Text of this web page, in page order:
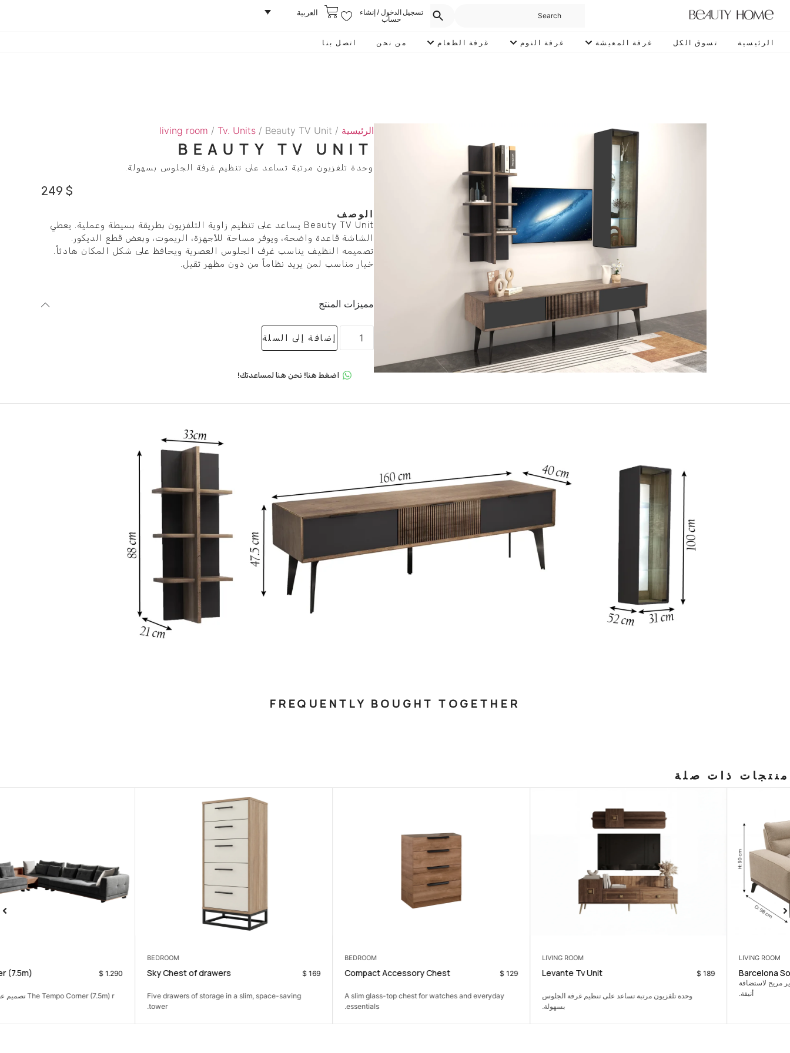
تسجيل الدخول / إنشاء
حساب
العربية
الرئيسية تسوق الكل غرفة المعيشة غرفة النوم غرفة الطعام من نحن اتصل بنا
الرئيسية /
living room / Tv. Units/ Beauty TV Unit
BEAUTY TV UNIT
وحدة تلفزيون مرتبة تساعد على تنظيم غرفة الجلوس بسهولة.
249 $
الوصف
Beauty TV Unit يساعد على تنظيم زاوية التلفزيون بطريقة بسيطة وعملية. يعطي
الشاشة قاعدة واضحة، ويوفر مساحة للأجهزة، الريموت، وبعض قطع الديكور.
تصميمه النظيف يناسب غرف الجلوس العصرية ويحافظ على شكل المكان هادئاً.
خيار مناسب لمن يريد نظاماً من دون مظهر ثقيل.
مميزات المنتج
إضافة إلى السلة
اضغط هنا! نحن هنا لمساعدتك!
FREQUENTLY BOUGHT TOGETHER
منتجات ذات صلة
189
$
وحدة تلفزيون مرتبة تساعد على تنظيم غرفة الجلوس
Compact Accessory Chest 129
$
A slim glass-top chest for watches and everyday
Sky Chest of drawers 169
$
Five drawers of storage in a slim, space-saving
Tempo Corner (7.5m) 1.290
$
The Tempo Corner (7.5m) r تصميم عصري، راحة فائقة،